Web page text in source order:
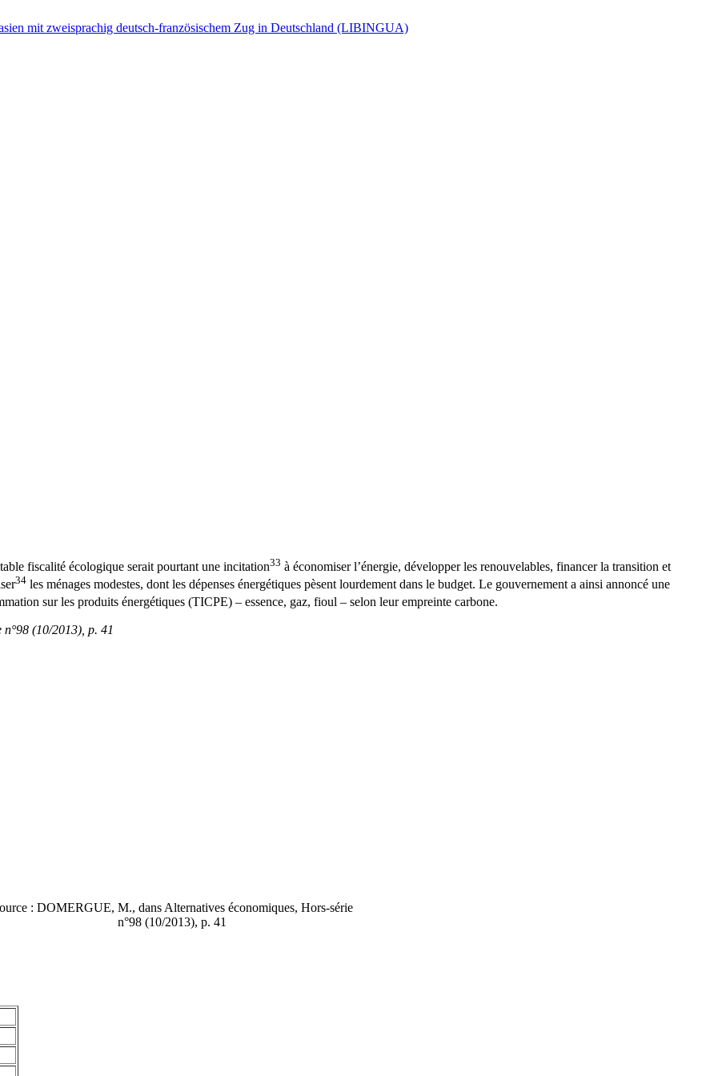
fiscalité écologique serait pourtant une incitation33 à économiser l’énergie, développer les renouvelables, financer la transition et
34 les ménages modestes, dont les dépenses énergétiques pèsent lourdement dans le budget. Le gouvernement a ainsi annoncé une
sur les produits énergétiques (TICPE) – essence, gaz, fioul – selon leur empreinte carbone.
(10/2013), p. 41
: DOMERGUE, M., dans Alternatives économiques, Hors-série
n°98 (10/2013), p. 41